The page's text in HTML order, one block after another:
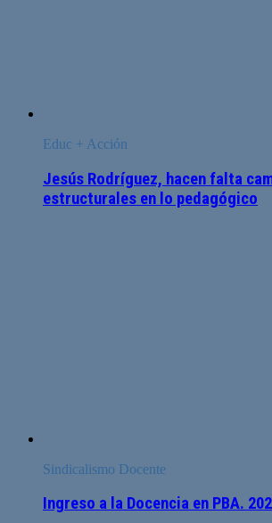
Educ + Acción
Jesús Rodríguez, hacen falta
estructurales en lo pedagógico
Sindicalismo Docente
Ingreso a la Docencia en PBA.